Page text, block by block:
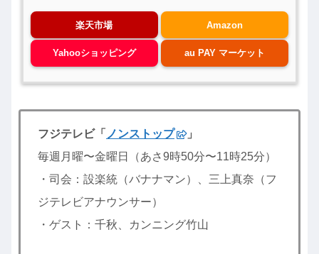
楽天市場 Amazon
Yahooショッピング au PAY マーケット
フジテレビ「 ノンストップ
」
毎週月曜〜金曜日（あさ9時50分〜11時25分）
・司会：設楽統（バナナマン）、三上真奈（フ
ジテレビアナウンサー）
・ゲスト：千秋、カンニング竹山